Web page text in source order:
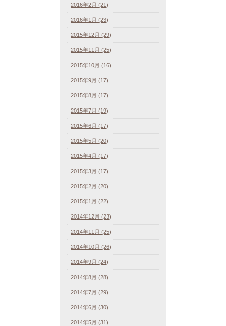
2016年2月 (21)
2016年1月 (23)
2015年12月 (29)
2015年11月 (25)
2015年10月 (16)
2015年9月 (17)
2015年8月 (17)
2015年7月 (19)
2015年6月 (17)
2015年5月 (20)
2015年4月 (17)
2015年3月 (17)
2015年2月 (20)
2015年1月 (22)
2014年12月 (23)
2014年11月 (25)
2014年10月 (26)
2014年9月 (24)
2014年8月 (28)
2014年7月 (29)
2014年6月 (30)
2014年5月 (31)